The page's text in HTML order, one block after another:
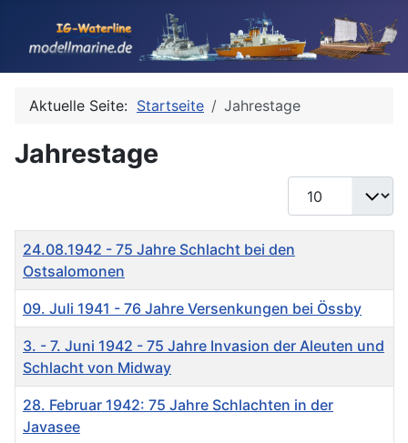
Aktuelle Seite: Startseite Jahrestage
Jahrestage
Anzeige #
Titel
24.08.1942 - 75 Jahre Schlacht bei den
Ostsalomonen
09. Juli 1941 - 76 Jahre Versenkungen bei Össby
3. - 7. Juni 1942 - 75 Jahre Invasion der Aleuten und
Schlacht von Midway
28. Februar 1942: 75 Jahre Schlachten in der
Javasee